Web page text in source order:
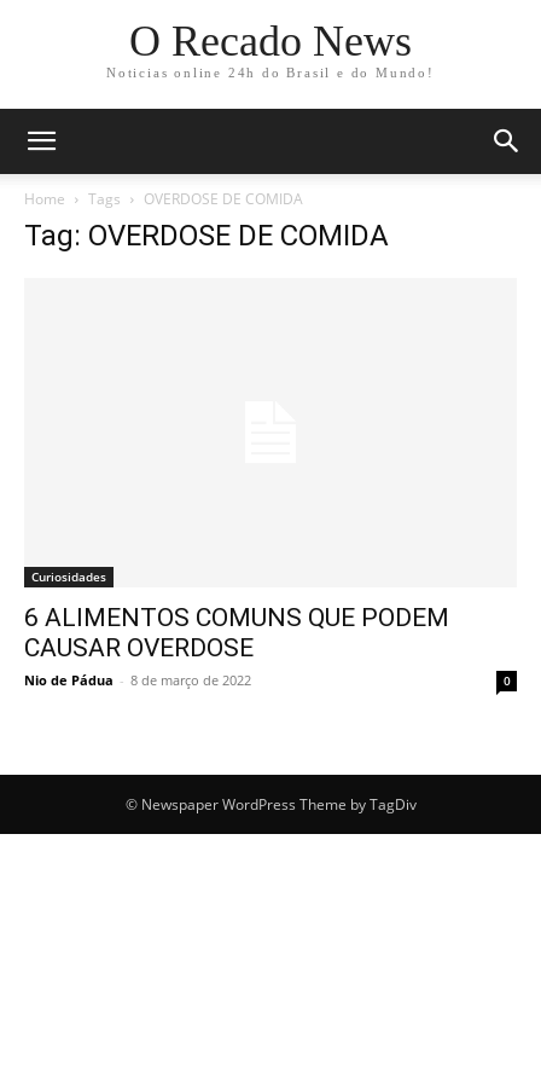
O Recado News
Noticias online 24h do Brasil e do Mundo!
Home Tags OVERDOSE DE COMIDA
Tag: OVERDOSE DE COMIDA
Curiosidades
6 ALIMENTOS COMUNS QUE PODEM
CAUSAR OVERDOSE
Nio de Pádua - 8 de março de 2022 0
© Newspaper WordPress Theme by TagDiv